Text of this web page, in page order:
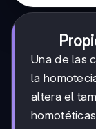
Una de las
la
altera el